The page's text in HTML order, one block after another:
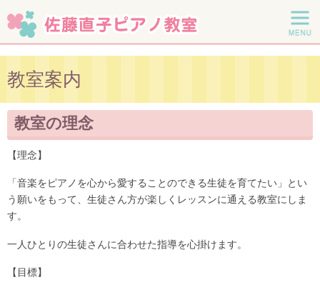
教室案内
教室の理念
【理念】
「音楽をピアノを心から愛することのできる生徒を育てたい」とい
う願いをもって、生徒さん方が楽しくレッスンに通える教室にしま
す。
一人ひとりの生徒さんに合わせた指導を心掛けます。
【目標】